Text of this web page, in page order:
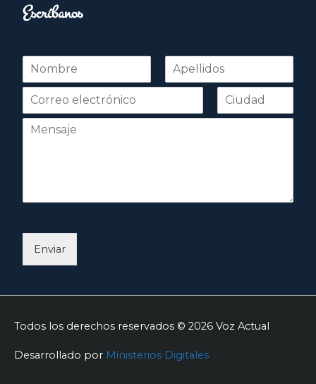
Escríbanos
N
m
r
Nombre Apellidos
Enviar
Todos los derechos reservados © 2026 Voz Actual
Desarrollado por Ministerios Digitales